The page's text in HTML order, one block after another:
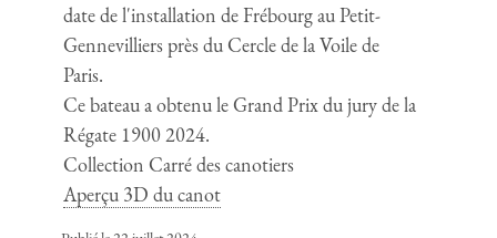
date de l'installation de Frébourg au Petit-
Gennevilliers près du Cercle de la Voile de
Paris.
Ce bateau a obtenu le Grand Prix du jury de la
Régate 1900 2024.
Collection Carré des canotiers
Aperçu 3D du canot